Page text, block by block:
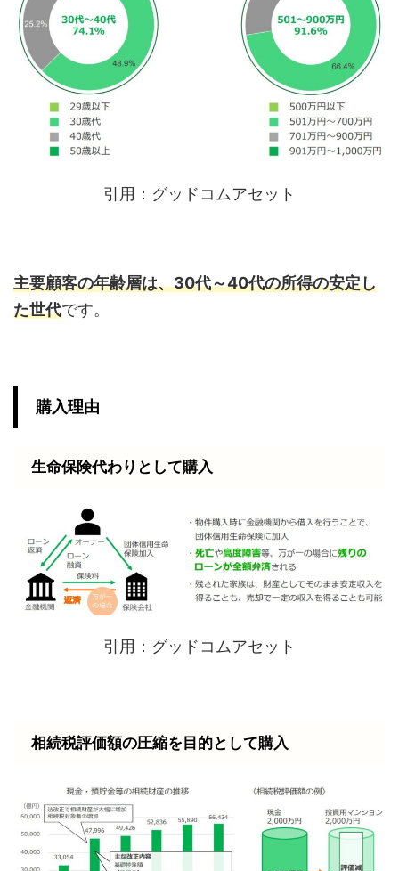
引用：グッドコムアセット
主要顧客の年齢層は、30代～40代の所得の安定し
た世代です。
購入理由
生命保険代わりとして購入
引用：グッドコムアセット
相続税評価額の圧縮を目的として購入